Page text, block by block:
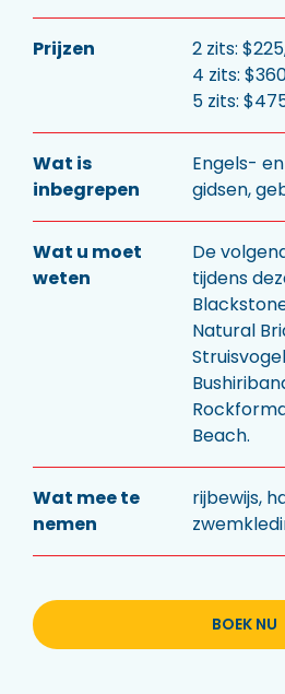
Prijzen
2 zits:
4 zits:
5 zits:
Wat is
inbegrepen
Engels-
gidsen,
Wat u moet
weten
De
tijdens
Natural
Beach.
Wat mee te
nemen
rijbewijs,
BOEK NU